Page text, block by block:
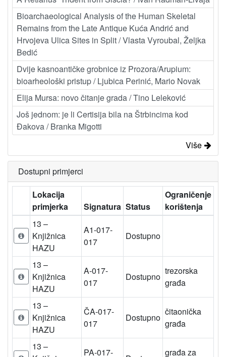
Bioarchaeological Analysis of the Human Skeletal
Remains from the Late Antique Kuća Andrić and
Hrvojeva Ulica Sites in Split / Vlasta Vyroubal, Željka
Bedić
Dvije kasnoantičke grobnice iz Prozora/Arupium:
bioarheološki pristup / Ljubica Perinić, Mario Novak
Elija Mursa: novo čitanje grada / Tino Leleković
Još jednom: je li Certisija bila na Štrbincima kod
Đakova / Branka Migotti
Više
Dostupni primjerci
Lokacija
primjerka
Signatura Status
Ograničenje
korištenja
13 –
Knjižnica
HAZU
A1-017-
017
Dostupno
13 –
Knjižnica
HAZU
A-017-
017
Dostupno
trezorska
građa
13 –
Knjižnica
HAZU
ČA-017-
017
Dostupno
čitaonička
građa
13 –
PA-017- građa za